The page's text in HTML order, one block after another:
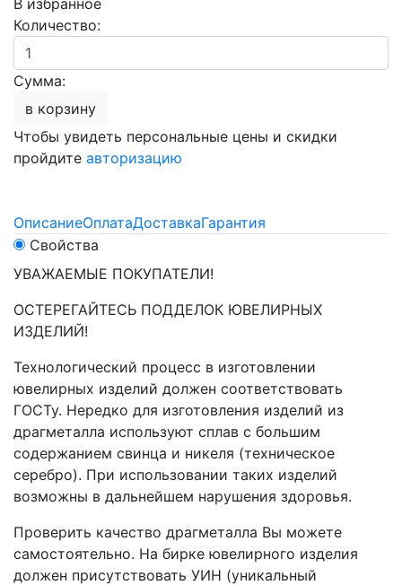
В избранное
Количество:
Сумма:
в корзину
Чтобы увидеть персональные цены и скидки
пройдите авторизацию
ОписаниеОплатаДоставкаГарантия
Свойства
УВАЖАЕМЫЕ ПОКУПАТЕЛИ!
ОСТЕРЕГАЙТЕСЬ ПОДДЕЛОК ЮВЕЛИРНЫХ
ИЗДЕЛИЙ!
Технологический процесс в изготовлении
ювелирных изделий должен соответствовать
ГОСТу. Нередко для изготовления изделий из
драгметалла используют сплав с большим
содержанием свинца и никеля (техническое
серебро). При использовании таких изделий
возможны в дальнейшем нарушения здоровья.
Проверить качество драгметалла Вы можете
самостоятельно. На бирке ювелирного изделия
должен присутствовать УИН (уникальный